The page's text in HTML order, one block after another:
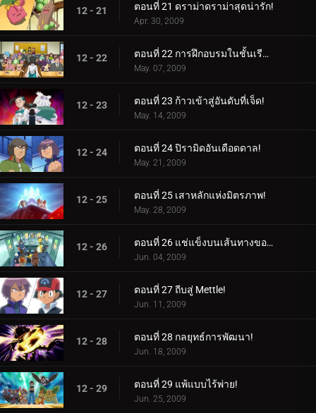
12 - 21 ตอนที่ 21 ดราม่าดราม่าสุดน่ารัก!
Apr. 30, 2009
12 - 22 ตอนที่ 22 การฝึกอบรมในชั้นเรียน!
May. 07, 2009
12 - 23 ตอนที่ 23 ก้าวเข้าสู่อันดับที่เจ็ด!
May. 14, 2009
12 - 24 ตอนที่ 24 ปิรามิดอันเดือดดาล!
May. 21, 2009
12 - 25 ตอนที่ 25 เสาหลักแห่งมิตรภาพ!
May. 28, 2009
12 - 26 ตอนที่ 26 แช่แข็งบนเส้นทางของพวกเขา!
Jun. 04, 2009
12 - 27 ตอนที่ 27 ถีบสู่ Mettle!
Jun. 11, 2009
12 - 28 ตอนที่ 28 กลยุทธ์การพัฒนา!
Jun. 18, 2009
12 - 29 ตอนที่ 29 แพ้แบบไร้พ่าย!
Jun. 25, 2009